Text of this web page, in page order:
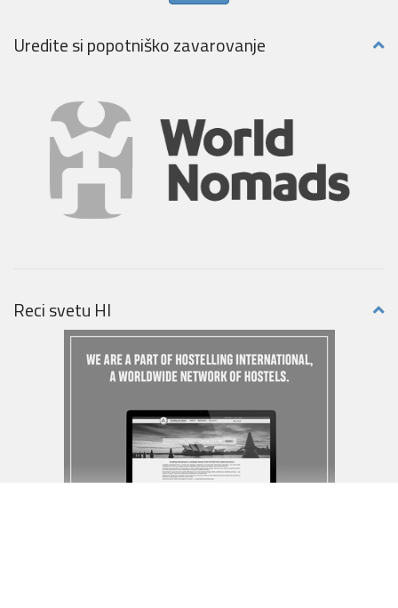
Uredite si popotniško zavarovanje
Reci svetu HI